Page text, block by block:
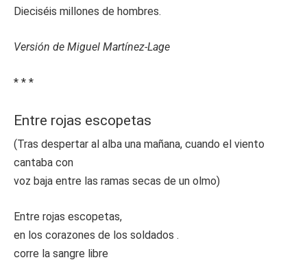
Dieciséis millones de hombres.
Versión de Miguel Martínez-Lage
* * *
Entre rojas escopetas
(Tras despertar al alba una mañana, cuando el viento
cantaba con
voz baja entre las ramas secas de un olmo)
Entre rojas escopetas,
en los corazones de los soldados .
corre la sangre libre